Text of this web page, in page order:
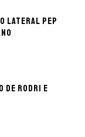
lateral Pep
de Rodri e